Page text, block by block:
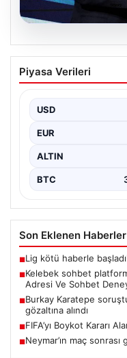
06.08.2026
FIFA’yı Boykot
Adım Atmıyor
günlerde gündeme
Infantino'nun Dünya…
Piyasa Verileri
USD
EUR
ALTIN
BTC
Son Eklenen Haberler
■Lig kötü haberle
■Kelebek sohbet
Adresi Ve Sohbet
■Burkay Karatepe
gözaltına alındı
■FIFA’yı Boykot Kararı
■Neymar’ın maç sonrası